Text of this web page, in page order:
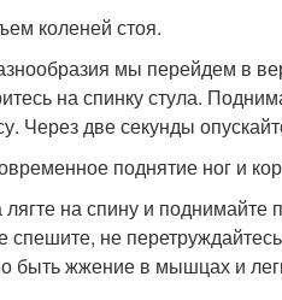
коленей стоя.
мы перейдем в
на спинку стула.
Через две секунды
поднятие ног и
на спину и поднимайте
спешите, не
быть жжение в мышцах и